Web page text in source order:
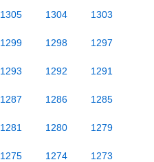
1305 1304 1303
1299 1298 1297
1293 1292 1291
1287 1286 1285
1281 1280 1279
1275 1274 1273